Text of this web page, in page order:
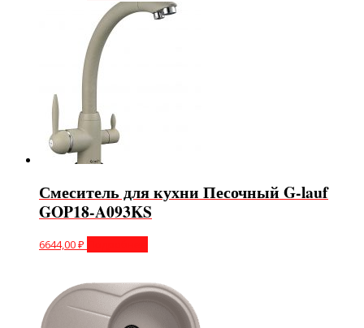
Смеситель для кухни Песочный G-lauf
GOP18-A093KS
6644,00₽